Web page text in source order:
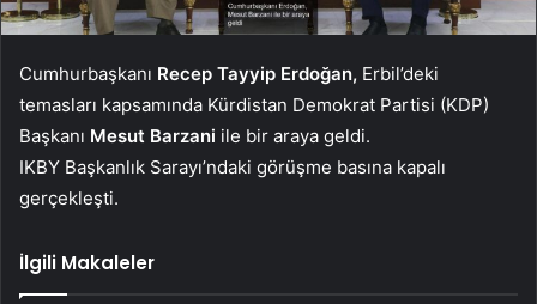
Cumhurbaşkanı Recep Tayyip Erdoğan, Erbil’deki
temasları kapsamında Kürdistan Demokrat Partisi (KDP)
Başkanı Mesut Barzani ile bir araya geldi.
IKBY Başkanlık Sarayı’ndaki görüşme basına kapalı
gerçekleşti.
İlgili Makaleler